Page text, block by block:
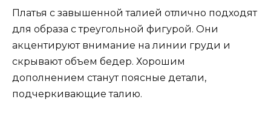
Платья с завышенной талией отлично подходят
для образа с треугольной фигурой. Они
акцентируют внимание на линии груди и
скрывают объем бедер. Хорошим
дополнением станут поясные детали,
подчеркивающие талию.